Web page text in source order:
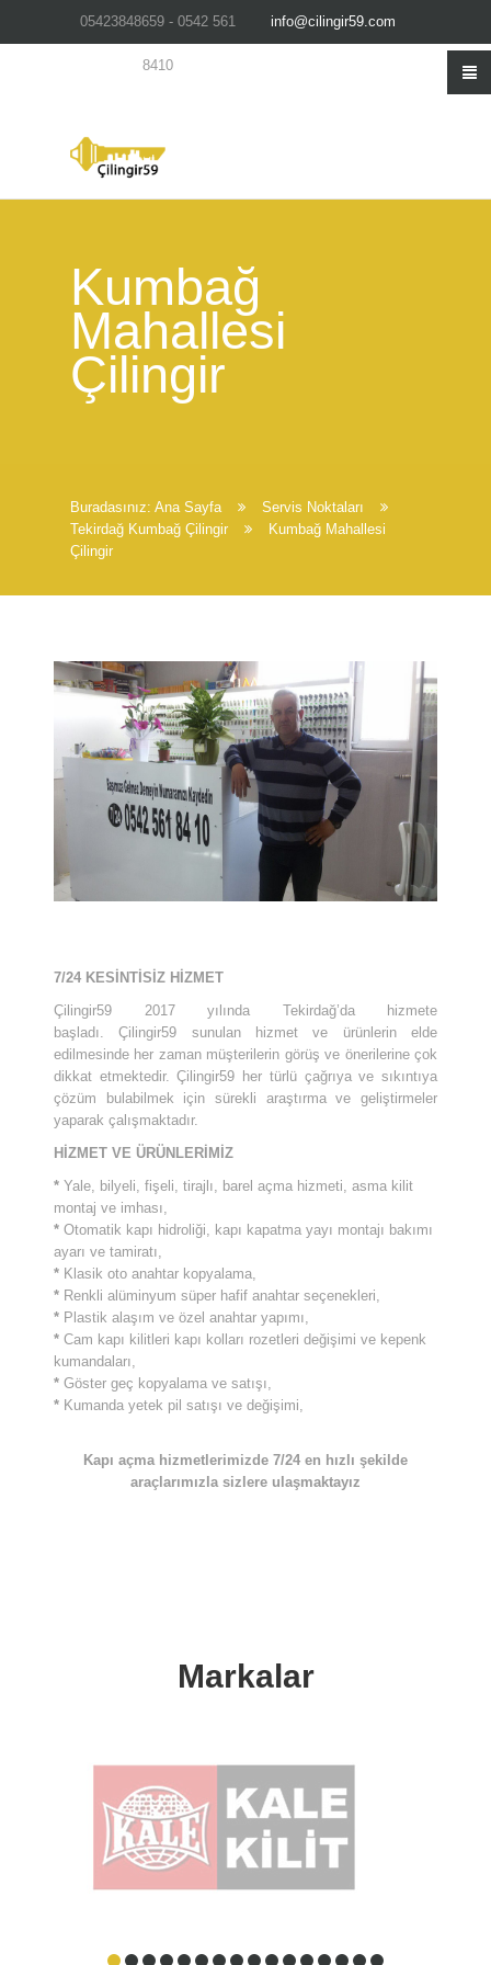
05423848659 - 0542 561
8410
info@cilingir59.com
Kumbağ
Mahallesi
Çilingir
Buradasınız: Ana Sayfa
Servis Noktaları
Tekirdağ Kumbağ Çilingir
Kumbağ Mahallesi
Çilingir
7/24 KESİNTİSİZ HİZMET
Çilingir59 2017 yılında Tekirdağ’da hizmete
başladı. Çilingir59 sunulan hizmet ve ürünlerin elde
edilmesinde her zaman müşterilerin görüş ve önerilerine çok
dikkat etmektedir. Çilingir59 her türlü çağrıya ve sıkıntıya
çözüm bulabilmek için sürekli araştırma ve geliştirmeler
yaparak çalışmaktadır.
HİZMET VE ÜRÜNLERİMİZ
* Yale, bilyeli, fişeli, tirajlı, barel açma hizmeti, asma kilit
montaj ve imhası,
* Otomatik kapı hidroliği, kapı kapatma yayı montajı bakımı
ayarı ve tamiratı,
* Klasik oto anahtar kopyalama,
* Renkli alüminyum süper hafif anahtar seçenekleri,
* Plastik alaşım ve özel anahtar yapımı,
* Cam kapı kilitleri kapı kolları rozetleri değişimi ve kepenk
kumandaları,
* Göster geç kopyalama ve satışı,
* Kumanda yetek pil satışı ve değişimi,
Kapı açma hizmetlerimizde 7/24 en hızlı şekilde
araçlarımızla sizlere ulaşmaktayız
Markalar